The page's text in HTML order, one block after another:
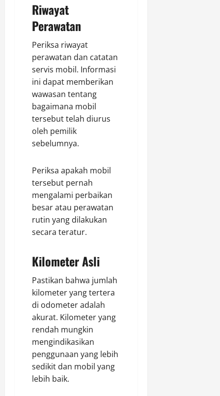
Riwayat
Perawatan
Periksa riwayat
perawatan dan catatan
servis mobil. Informasi
ini dapat memberikan
wawasan tentang
bagaimana mobil
tersebut telah diurus
oleh pemilik
sebelumnya.
Periksa apakah mobil
tersebut pernah
mengalami perbaikan
besar atau perawatan
rutin yang dilakukan
secara teratur.
Kilometer Asli
Pastikan bahwa jumlah
kilometer yang tertera
di odometer adalah
akurat. Kilometer yang
rendah mungkin
mengindikasikan
penggunaan yang lebih
sedikit dan mobil yang
lebih baik.